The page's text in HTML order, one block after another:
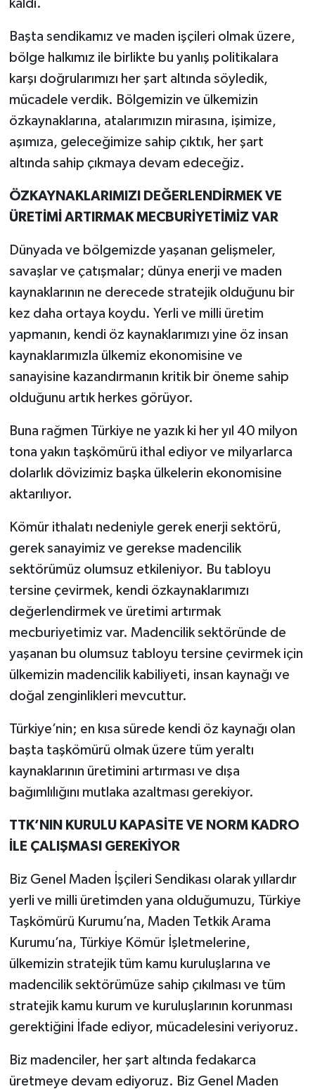
kaldı.
Başta sendikamız ve maden işçileri olmak üzere,
bölge halkımız ile birlikte bu yanlış politikalara
karşı doğrularımızı her şart altında söyledik,
mücadele verdik. Bölgemizin ve ülkemizin
özkaynaklarına, atalarımızın mirasına, işimize,
aşımıza, geleceğimize sahip çıktık, her şart
altında sahip çıkmaya devam edeceğiz.
ÖZKAYNAKLARIMIZI DEĞERLENDİRMEK VE
ÜRETİMİ ARTIRMAK MECBURİYETİMİZ VAR
Dünyada ve bölgemizde yaşanan gelişmeler,
savaşlar ve çatışmalar; dünya enerji ve maden
kaynaklarının ne derecede stratejik olduğunu bir
kez daha ortaya koydu. Yerli ve milli üretim
yapmanın, kendi öz kaynaklarımızı yine öz insan
kaynaklarımızla ülkemiz ekonomisine ve
sanayisine kazandırmanın kritik bir öneme sahip
olduğunu artık herkes görüyor.
Buna rağmen Türkiye ne yazık ki her yıl 40 milyon
tona yakın taşkömürü ithal ediyor ve milyarlarca
dolarlık dövizimiz başka ülkelerin ekonomisine
aktarılıyor.
Kömür ithalatı nedeniyle gerek enerji sektörü,
gerek sanayimiz ve gerekse madencilik
sektörümüz olumsuz etkileniyor. Bu tabloyu
tersine çevirmek, kendi özkaynaklarımızı
değerlendirmek ve üretimi artırmak
mecburiyetimiz var. Madencilik sektöründe de
yaşanan bu olumsuz tabloyu tersine çevirmek için
ülkemizin madencilik kabiliyeti, insan kaynağı ve
doğal zenginlikleri mevcuttur.
Türkiye’nin; en kısa sürede kendi öz kaynağı olan
başta taşkömürü olmak üzere tüm yeraltı
kaynaklarının üretimini artırması ve dışa
bağımlılığını mutlaka azaltması gerekiyor.
TTK’NIN KURULU KAPASİTE VE NORM KADRO
İLE ÇALIŞMASI GEREKİYOR
Biz Genel Maden İşçileri Sendikası olarak yıllardır
yerli ve milli üretimden yana olduğumuzu, Türkiye
Taşkömürü Kurumu’na, Maden Tetkik Arama
Kurumu’na, Türkiye Kömür İşletmelerine,
ülkemizin stratejik tüm kamu kuruluşlarına ve
madencilik sektörümüze sahip çıkılması ve tüm
stratejik kamu kurum ve kuruluşlarının korunması
gerektiğini İfade ediyor, mücadelesini veriyoruz.
Biz madenciler, her şart altında fedakarca
üretmeye devam ediyoruz. Biz Genel Maden